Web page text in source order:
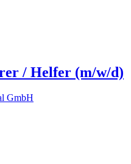
/ Helfer (m/w/d)
GmbH